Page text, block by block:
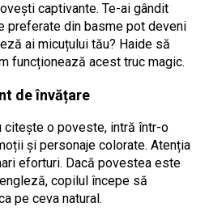
captivante. Te-ai gândit
preferate din basme pot deveni
ai micuțului tău? Haide să
funcționează acest truc magic.
de învățare
citește o poveste, intră într-o
și personaje colorate. Atenția
eforturi. Dacă povestea este
copilul începe să
pe ceva natural.